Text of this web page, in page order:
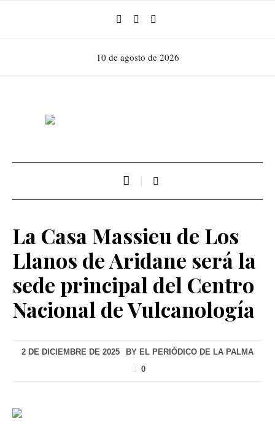
10 de agosto de 2026
La Casa Massieu de Los
Llanos de Aridane será la
sede principal del Centro
Nacional de Vulcanología
2 DE DICIEMBRE DE 2025 BY EL PERIÓDICO DE LA PALMA
0